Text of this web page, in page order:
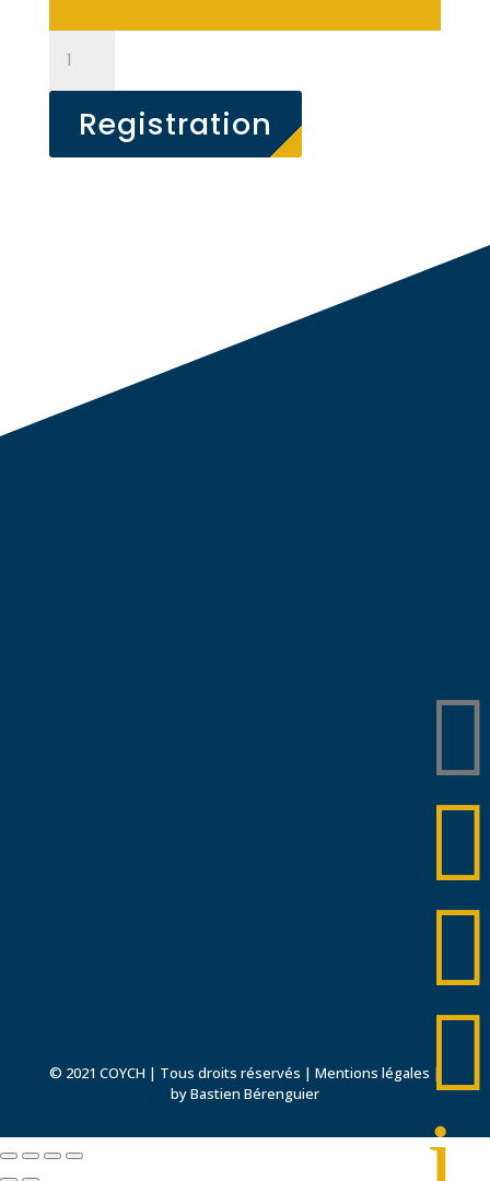




de
Finale
Optimist
département
Registration
© 2021 COYCH | Tous droits réservés | Mentions légales |
by Bastien Bérenguier